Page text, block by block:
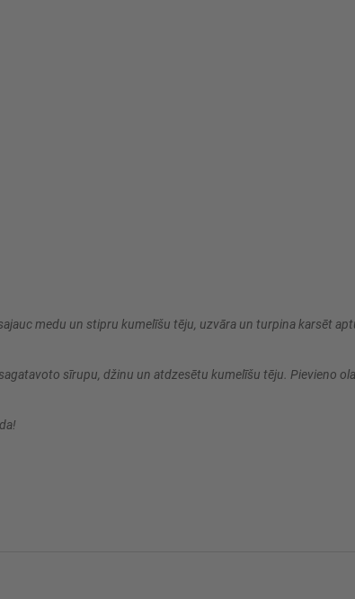
medu un stipru kumelīšu tēju, uzvāra un turpina karsēt
sīrupu, džinu un atdzesētu kumelīšu tēju. Pievieno